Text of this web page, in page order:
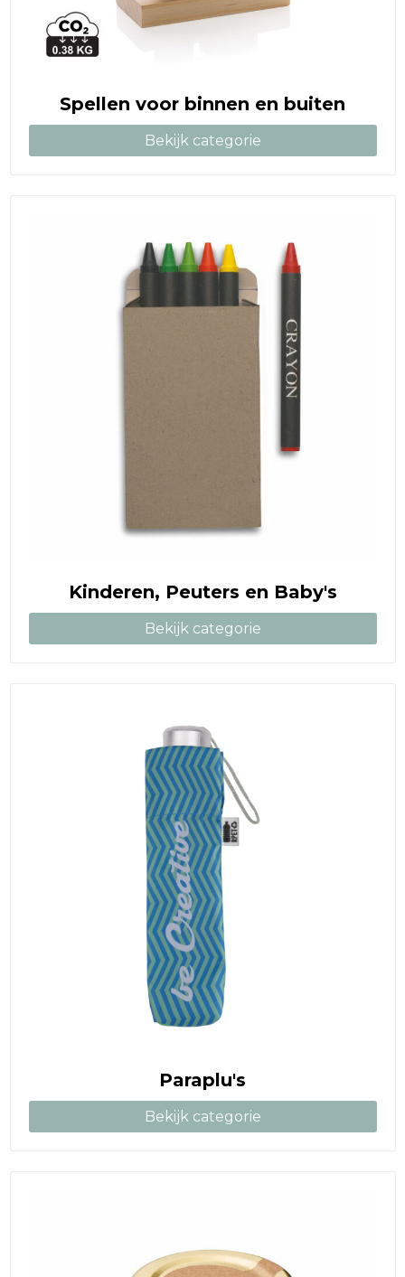
Spellen voor binnen en buiten
Bekijk categorie
Kinderen, Peuters en Baby's
Bekijk categorie
Paraplu's
Bekijk categorie